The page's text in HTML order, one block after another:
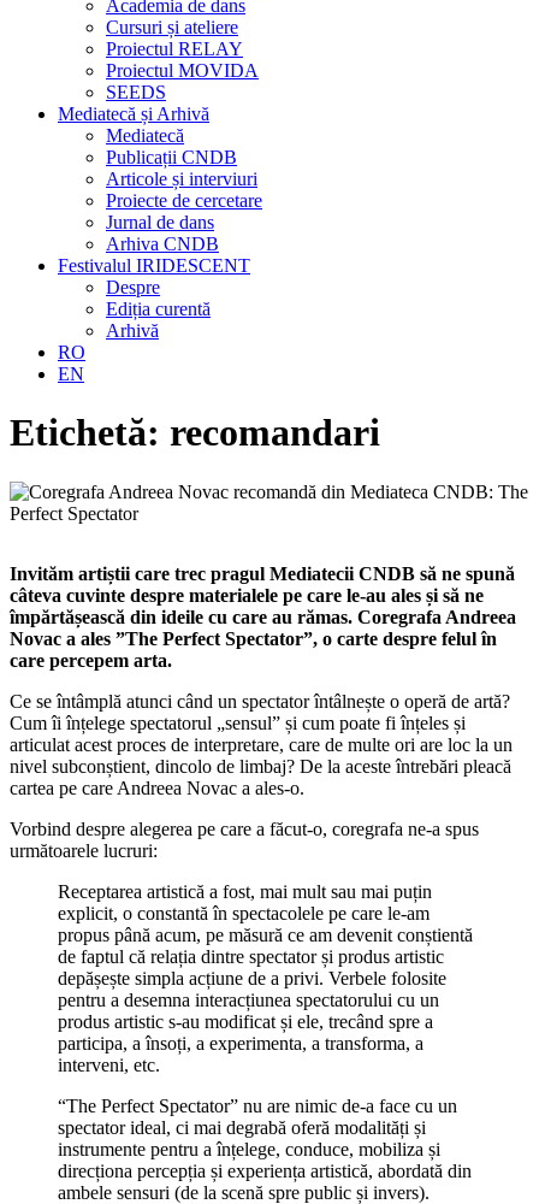
Academia de dans
Cursuri și ateliere
Proiectul RELAY
Proiectul MOVIDA
SEEDS
Mediatecă și Arhivă
Mediatecă
Publicații CNDB
Articole și interviuri
Proiecte de cercetare
Jurnal de dans
Arhiva CNDB
Festivalul IRIDESCENT
Despre
Ediția curentă
Arhivă
RO
EN
Etichetă: recomandari
Invităm artiștii care trec pragul Mediatecii CNDB să ne spună
câteva cuvinte despre materialele pe care le-au ales și să ne
împărtășească din ideile cu care au rămas. Coregrafa Andreea
Novac a ales ”The Perfect Spectator”, o carte despre felul în
care percepem arta.
Ce se întâmplă atunci când un spectator întâlnește o operă de artă?
Cum îi înțelege spectatorul „sensul” și cum poate fi înțeles și
articulat acest proces de interpretare, care de multe ori are loc la un
nivel subconștient, dincolo de limbaj? De la aceste întrebări pleacă
cartea pe care Andreea Novac a ales-o.
Vorbind despre alegerea pe care a făcut-o, coregrafa ne-a spus
următoarele lucruri:
Receptarea artistică a fost, mai mult sau mai puțin
explicit, o constantă în spectacolele pe care le-am
propus până acum, pe măsură ce am devenit conștientă
de faptul că relația dintre spectator și produs artistic
depășește simpla acțiune de a privi. Verbele folosite
pentru a desemna interacțiunea spectatorului cu un
produs artistic s-au modificat și ele, trecând spre a
participa, a însoți, a experimenta, a transforma, a
interveni, etc.
“The Perfect Spectator” nu are nimic de-a face cu un
spectator ideal, ci mai degrabă oferă modalități și
instrumente pentru a înțelege, conduce, mobiliza și
direcționa percepția și experiența artistică, abordată din
ambele sensuri (de la scenă spre public și invers).